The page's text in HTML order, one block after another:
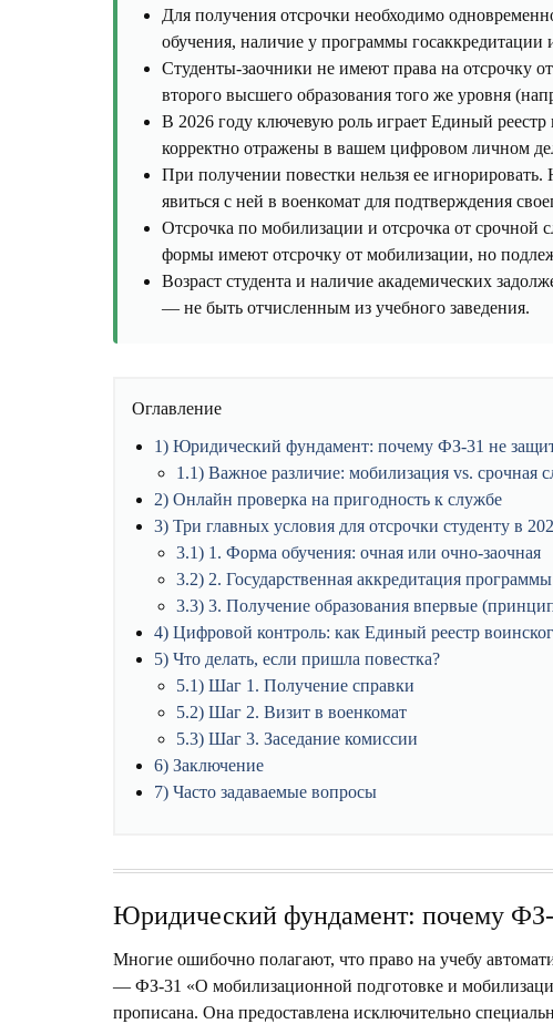
Для получения отсрочки необходимо
обучения, наличие у программы госаккредитации
Студенты-заочники не имеют права на отсрочку
второго высшего образования того же уровня
В 2026 году ключевую роль играет Единый
корректно отражены в вашем цифровом личном
При получении повестки нельзя ее игнорировать.
явиться с ней в военкомат для подтверждения
Отсрочка по мобилизации и отсрочка от
формы имеют отсрочку от мобилизации, но
Возраст студента и наличие академических
— не быть отчисленным из учебного заведения.
Оглавление
1 Юридический фундамент: почему ФЗ-31 не
1.1 Важное различие: мобилизация vs. срочная
2 Онлайн проверка на пригодность к службе
3 Три главных условия для отсрочки студенту в
3.1
1. Форма обучения: очная или очно-заочная
3.2 2. Государственная аккредитация программы
3.3 3. Получение образования впервые
4 Цифровой контроль: как Единый реестр
5 Что делать, если пришла повестка?
5.1 Шаг 1. Получение справки
5.2 Шаг 2. Визит в военкомат
5.3 Шаг 3. Заседание комиссии
6 Заключение
7 Часто задаваемые вопросы
Юридический фундамент: почему ФЗ-
Многие ошибочно полагают, что право на учебу
— ФЗ-31 «О мобилизационной подготовке и
прописана. Она предоставлена исключительно